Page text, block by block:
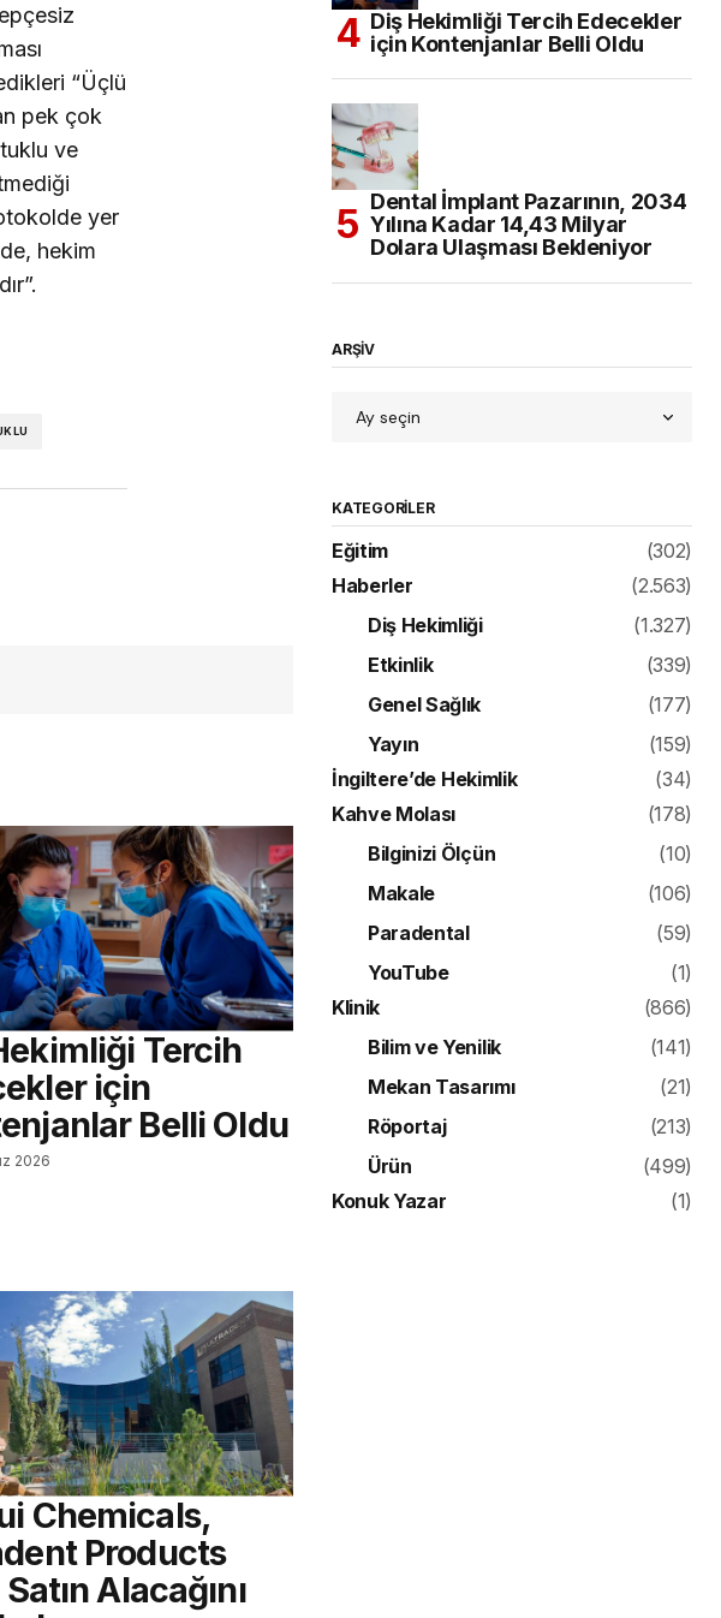
“Üçlü
pek çok
ve
yer
hekim
Tercih
için
Belli Oldu
2026
Chemicals,
Products
Satın Alacağını
Diş Hekimliği Tercih Edecekler
için Kontenjanlar Belli Oldu
Dental İmplant Pazarının, 2034
Yılına Kadar 14,43 Milyar
Dolara Ulaşması Bekleniyor
ARŞİV
KATEGORILER
Eğitim
(302)
Haberler
(2.563)
Diş Hekimliği
(1.327)
Etkinlik
(339)
Genel Sağlık
(177)
Yayın
(159)
İngiltere’de Hekimlik
(34)
Kahve Molası
(178)
Bilginizi Ölçün
(10)
Makale
(106)
Paradental
(59)
YouTube
(1)
Klinik
(866)
Bilim ve Yenilik
(141)
Mekan Tasarımı
(21)
Röportaj
(213)
Ürün
(499)
Konuk Yazar
(1)